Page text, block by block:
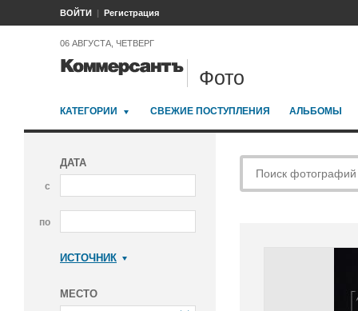
ВОЙТИ Регистрация
06 АВГУСТА, ЧЕТВЕРГ
Фото
КАТЕГОРИИ СВЕЖИЕ ПОСТУПЛЕНИЯ АЛЬБОМЫ
ДАТА
с
по
ИСТОЧНИК
МЕСТО